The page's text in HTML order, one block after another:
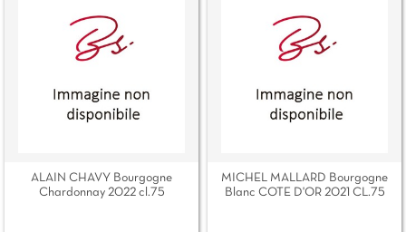
ALAIN CHAVY Bourgogne
Chardonnay 2022 cl.75
MICHEL MALLARD Bourgogne
Blanc COTE D'OR 2021 CL.75